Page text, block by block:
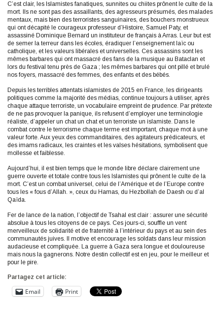
C’est clair, les Islamistes fanatiques, sunnites ou chiites prônent le culte de la
mort. Ils ne sont pas des assaillants, des agresseurs présumés, des malades
mentaux, mais bien des terroristes sanguinaires, des bouchers monstrueux
qui ont décapité le courageux professeur d’Histoire, Samuel Paty, et
assassiné Dominique Bernard un instituteur de français à Arras. Leur but est
de semer la terreur dans les écoles, éradiquer l’enseignement laïc ou
catholique, et les valeurs libérales et universelles. Ces assassins sont les
mêmes barbares qui ont massacré des fans de la musique au Bataclan et
lors du festival tenu près de Gaza ; les mêmes barbares qui ont pillé et brulé
nos foyers, massacré des femmes, des enfants et des bébés.
Depuis les terribles attentats islamistes de 2015 en France, les dirigeants
politiques comme la majorité des médias, continue toujours à utiliser, après
chaque attaque terroriste, un vocabulaire empreint de prudence. Par prétexte
de ne pas provoquer la panique, ils refusent d’employer une terminologie
réaliste, d’appeler un chat un chat et un terroriste un islamiste. Dans le
combat contre le terrorisme chaque terme est important, chaque mot à une
valeur forte. Aux yeux des commanditaires, des agitateurs prédicateurs, et
des imams radicaux, les craintes et les valses hésitations, symbolisent que
mollesse et faiblesse.
Aujourd’hui, il est bien temps que le monde libre déclare clairement une
guerre ouverte et totale contre tous les Islamistes qui prônent le culte de la
mort. C’est un combat universel, celui de l’Amérique et de l’Europe contre
tous les « fous d’Allah. », ceux du Hamas, du Hezbollah de Daesh ou d’al
Qaïda.
Fer de lance de la nation, l’objectif de Tsahal est clair : assurer une sécurité
absolue à tous les citoyens de ce pays. Ces jours-ci, souffle un vent
merveilleux de solidarité et de fraternité à l’intérieur du pays et au sein des
communautés juives. Il motive et encourage les soldats dans leur mission
audacieuse et compliquée. La guerre à Gaza sera longue et douloureuse
mais nous la gagnerons. Notre destin collectif est en jeu, pour le meilleur et
pour le pire.
Partagez cet article:
Email Print